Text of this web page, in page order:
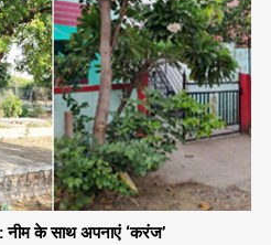
के साथ अपनाएं ‘करंज’